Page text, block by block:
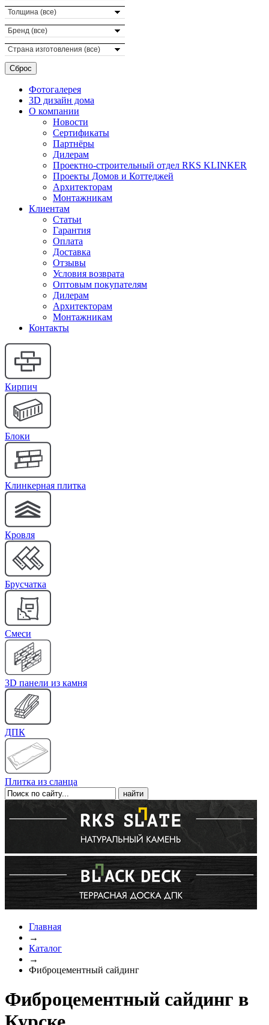
Толщина (все)
Бренд (все)
Страна изготовления (все)
Фотогалерея
3D дизайн дома
О компании
Новости
Сертификаты
Партнёры
Дилерам
Проектно-строительный отдел RKS KLINKER
Проекты Домов и Коттеджей
Архитекторам
Монтажникам
Клиентам
Статьи
Гарантия
Оплата
Доставка
Отзывы
Условия возврата
Оптовым покупателям
Дилерам
Архитекторам
Монтажникам
Контакты
Кирпич
Блоки
Клинкерная плитка
Кровля
Брусчатка
Cмеси
3D панели из камня
ДПК
Плитка из сланца
Главная
→
Каталог
→
Фиброцементный сайдинг
Фиброцементный сайдинг в